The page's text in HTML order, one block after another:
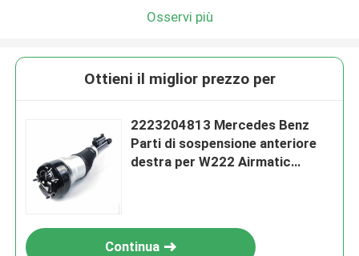
Osservi più
Ottieni il miglior prezzo per
2223204813 Mercedes Benz
Parti di sospensione anteriore
destra per W222 Airmatic
Continua